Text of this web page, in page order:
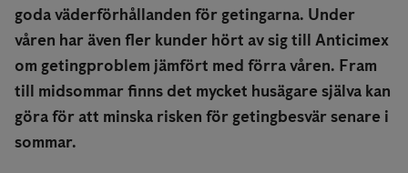
goda väderförhållanden för getingarna. Under
våren har även fler kunder hört av sig till Anticimex
om getingproblem jämfört med förra våren. Fram
till midsommar finns det mycket husägare själva kan
göra för att minska risken för getingbesvär senare i
sommar.